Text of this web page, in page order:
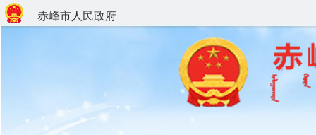
赤峰市人民政府